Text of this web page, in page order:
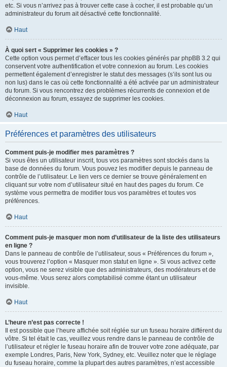
etc. Si vous n’arrivez pas à trouver cette case à cocher, il est probable qu’un
administrateur du forum ait désactivé cette fonctionnalité.
Haut
À quoi sert « Supprimer les cookies » ?
Cette option vous permet d’effacer tous les cookies générés par phpBB 3.2 qui
conservent votre authentification et votre connexion au forum. Les cookies
permettent également d’enregistrer le statut des messages (s’ils sont lus ou
non lus) dans le cas où cette fonctionnalité a été activée par un administrateur
du forum. Si vous rencontrez des problèmes récurrents de connexion et de
déconnexion au forum, essayez de supprimer les cookies.
Haut
Préférences et paramètres des utilisateurs
Comment puis-je modifier mes paramètres ?
Si vous êtes un utilisateur inscrit, tous vos paramètres sont stockés dans la
base de données du forum. Vous pouvez les modifier depuis le panneau de
contrôle de l’utilisateur. Le lien vers ce dernier se trouve généralement en
cliquant sur votre nom d’utilisateur situé en haut des pages du forum. Ce
système vous permettra de modifier tous vos paramètres et toutes vos
préférences.
Haut
Comment puis-je masquer mon nom d’utilisateur de la liste des utilisateurs
en ligne ?
Dans le panneau de contrôle de l’utilisateur, sous « Préférences du forum »,
vous trouverez l’option « Masquer mon statut en ligne ». Si vous activez cette
option, vous ne serez visible que des administrateurs, des modérateurs et de
vous-même. Vous serez alors comptabilisé comme étant un utilisateur
invisible.
Haut
L’heure n’est pas correcte !
Il est possible que l’heure affichée soit réglée sur un fuseau horaire différent du
vôtre. Si tel était le cas, veuillez vous rendre dans le panneau de contrôle de
l’utilisateur et régler le fuseau horaire afin de trouver votre zone adéquate, par
exemple Londres, Paris, New York, Sydney, etc. Veuillez noter que le réglage
du fuseau horaire, comme la plupart des autres paramètres, n’est accessible